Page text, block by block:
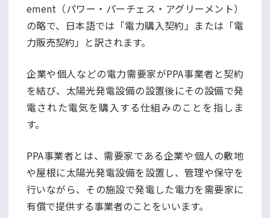
ement（パワー・パーチェス・アグリーメント）
の略で、日本語では「電力購入契約」または「電
力販売契約」と訳されます。
企業や個人などの電力需要家がPPA事業者と契約
を結び、太陽光発電設備の設置後にその設備で発
電された電気を購入する仕組みのことを指しま
す。
PPA事業者とは、需要家である企業や個人の敷地
や屋根に太陽光発電設備を設置し、管理や保守を
行いながら、その施設で発電した電力を需要家に
有償で提供する事業者のことをいいます。